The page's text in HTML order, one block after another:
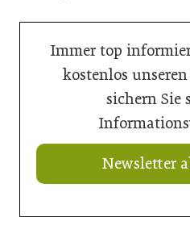
Immer top
kostenlos
sichern Sie
Newsletter